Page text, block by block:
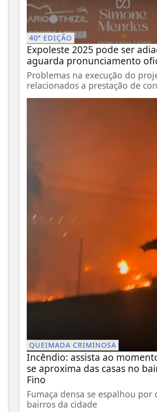
40ª EDIÇÃO
Expoleste 2025 pode ser
aguarda pronunciamento
Problemas na execução do
relacionados a prestação de
QUEIMADA CRIMINOSA
Incêndio: assista ao
se aproxima das casas no
Fino
Fumaça densa se espalhou por
bairros da cidade